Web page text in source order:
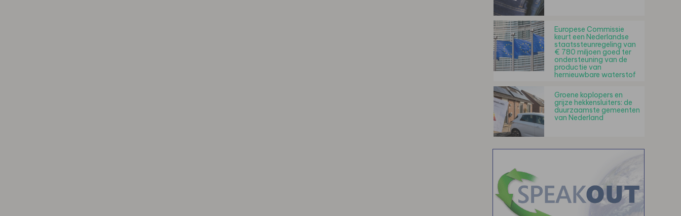
Europese Commissie
keurt een Nederlandse
staatssteunregeling van
€ 780 miljoen goed ter
ondersteuning van de
productie van
hernieuwbare waterstof
Groene koplopers en
grijze hekkensluiters: de
duurzaamste gemeenten
van Nederland